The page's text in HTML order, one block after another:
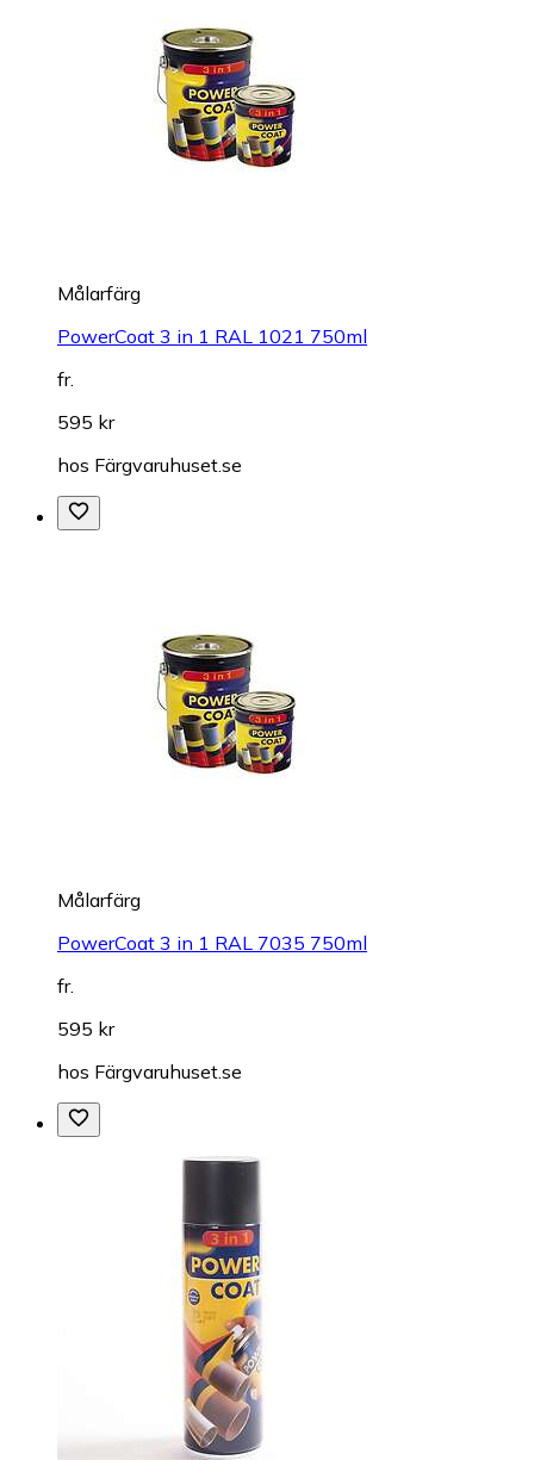
Målarfärg
PowerCoat 3 in 1 RAL 1021 750ml
fr.
595 kr
hos Färgvaruhuset.se
Målarfärg
PowerCoat 3 in 1 RAL 7035 750ml
fr.
595 kr
hos Färgvaruhuset.se